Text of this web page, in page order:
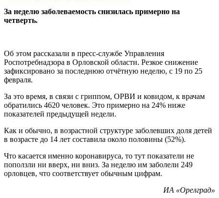
За неделю заболеваемость снизилась примерно на
четверть.
Об этом рассказали в пресс-службе Управления
Роспотребнадзора в Орловской области. Резкое снижение
зафиксировано за последнюю отчётную неделю, с 19 по 25
февраля.
За это время, в связи с гриппом, ОРВИ и ковидом, к врачам
обратились 4620 человек. Это примерно на 24% ниже
показателей предыдущей недели.
Как и обычно, в возрастной структуре заболевших доля детей
в возрасте до 14 лет составила около половины (52%).
Что касается именно коронавируса, то тут показатели не
поползли ни вверх, ни вниз. За неделю им заболели 249
орловцев, что соответствует обычным цифрам.
ИА «Орелград»